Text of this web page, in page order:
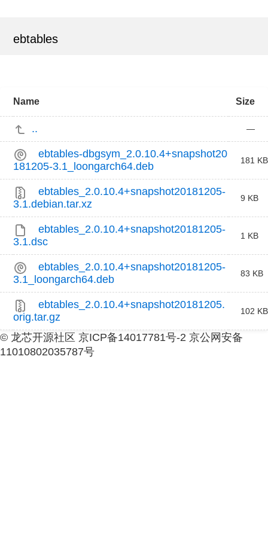
ebtables
Name Size
.. —
ebtables-dbgsym_2.0.10.4+snapshot20
181205-3.1_loongarch64.deb
181 KB
ebtables_2.0.10.4+snapshot20181205-
3.1.debian.tar.xz
9 KB
ebtables_2.0.10.4+snapshot20181205-
3.1.dsc
1 KB
ebtables_2.0.10.4+snapshot20181205-
3.1_loongarch64.deb
83 KB
ebtables_2.0.10.4+snapshot20181205.
orig.tar.gz
102 KB
© 龙芯开源社区 京ICP备14017781号-2 京公网安备
11010802035787号